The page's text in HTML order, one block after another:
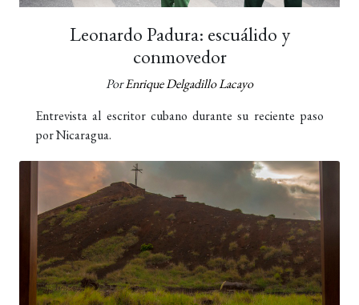
Leonardo Padura: escuálido y
conmovedor
PorEnrique Delgadillo Lacayo
Entrevista al escritor cubano durante su reciente paso
por Nicaragua.